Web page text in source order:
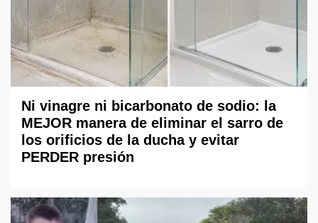
Ni vinagre ni bicarbonato de sodio: la
MEJOR manera de eliminar el sarro de
los orificios de la ducha y evitar
PERDER presión